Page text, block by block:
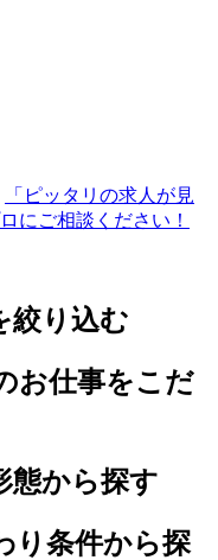
「ピッタリの求人が見
にご相談ください！
絞り込む
お仕事をこだ
態から探す
り条件から探